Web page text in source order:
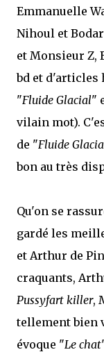
Emmanuelle
Nihoul et
et Monsieur Z,
bd et d'articles
"Fluide Glacial"
vilain mot).
de "Fluide
bon au très
Qu'on se
gardé les
et Arthur de
craquants,
Pussyfart killer,
tellement bien
évoque "Le chat